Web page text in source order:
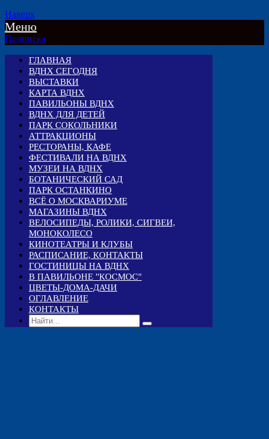
Наверх
Меню
Подписка
ГЛАВНАЯ
ВДНХ СЕГОДНЯ
ВЫСТАВКИ
КАРТА ВДНХ
ПАВИЛЬОНЫ ВДНХ
ВДНХ ДЛЯ ДЕТЕЙ
ПАРК СОКОЛЬНИКИ
АТТРАКЦИОНЫ
РЕСТОРАНЫ, КАФЕ
ФЕСТИВАЛИ НА ВДНХ
МУЗЕИ НА ВДНХ
БОТАНИЧЕСКИЙ САД
ПАРК ОСТАНКИНО
ВСЁ О МОСКВАРИУМЕ
МАГАЗИНЫ ВДНХ
ВЕЛОСИПЕДЫ, РОЛИКИ, СИГВЕИ,
МОНОКОЛЕСО
КИНОТЕАТРЫ И КЛУБЫ
РАСПИСАНИЕ, КОНТАКТЫ
ГОСТИНИЦЫ НА ВДНХ
В ПАВИЛЬОНЕ "КОСМОС"
ЦВЕТЫ-ДОМА-ДАЧИ
ОГЛАВЛЕНИЕ
КОНТАКТЫ